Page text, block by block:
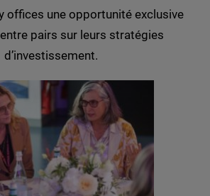
offices une opportunité exclusive
entre pairs sur leurs stratégies
d’investissement.